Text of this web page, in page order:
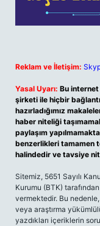
Reklam ve İletişim:
Yasal Uyarı: Bu
şirketi ile hiçbir
hazırladığımız
haber niteliği
paylaşım
benzerlikleri tamamen
halindedir ve tavsiye
Sitemiz, 5651 Sayılı
Kurumu (BTK)
vermektedir. Bu
veya araştırma
yazdıkları içeriklerin